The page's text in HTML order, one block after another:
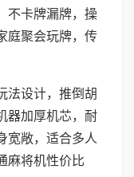
不卡牌漏牌，操
庭聚会玩牌，传
法设计，推倒胡
器加厚机芯，耐
宽敞，适合多人
麻将机性价比